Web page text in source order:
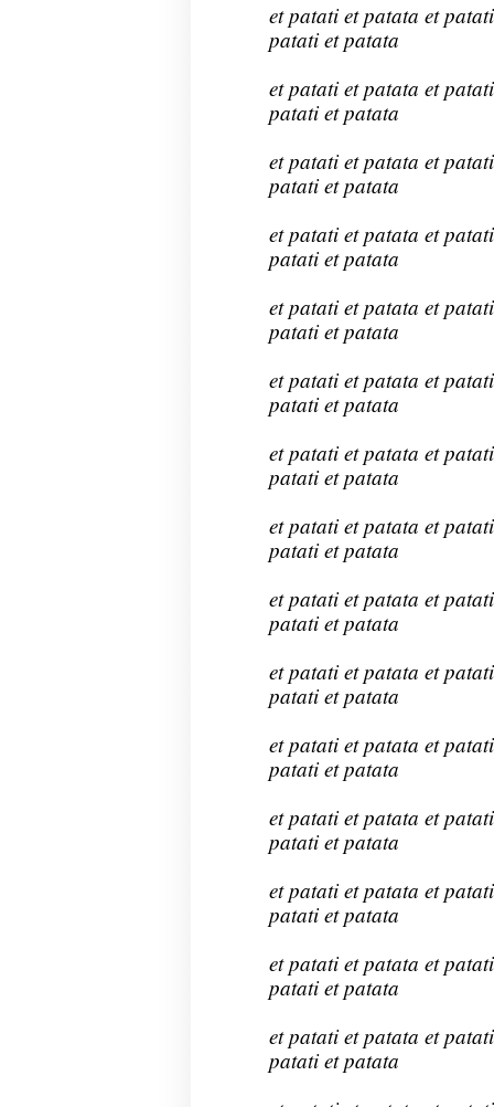
et patati et patata et
patati et patata
et patati et patata et
patati et patata
et patati et patata et
patati et patata
et patati et patata et
patati et patata
et patati et patata et
patati et patata
et patati et patata et
patati et patata
et patati et patata et
patati et patata
et patati et patata et
patati et patata
et patati et patata et
patati et patata
et patati et patata et
patati et patata
et patati et patata et
patati et patata
et patati et patata et
patati et patata
et patati et patata et
patati et patata
et patati et patata et
patati et patata
et patati et patata et
patati et patata